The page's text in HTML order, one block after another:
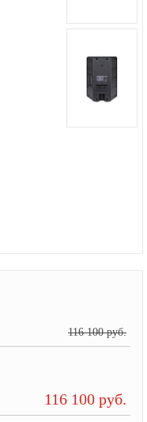
116 100 руб.
116 100 руб.